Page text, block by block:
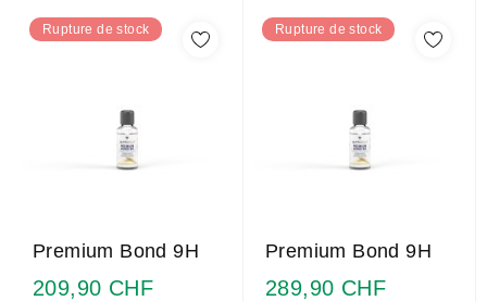
Rupture de stock
Premium Bond 9H
209,90 CHF
Rupture de stock
Premium Bond 9H
289,90 CHF